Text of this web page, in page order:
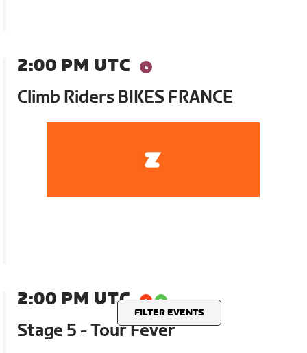
FILTER EVENTS
2:00 PM UTC
Climb Riders BIKES FRANCE
2:00 PM UTC
Stage 5 - Tour Fever